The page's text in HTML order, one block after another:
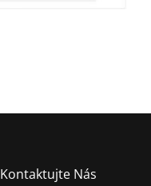
Kontaktujte Nás